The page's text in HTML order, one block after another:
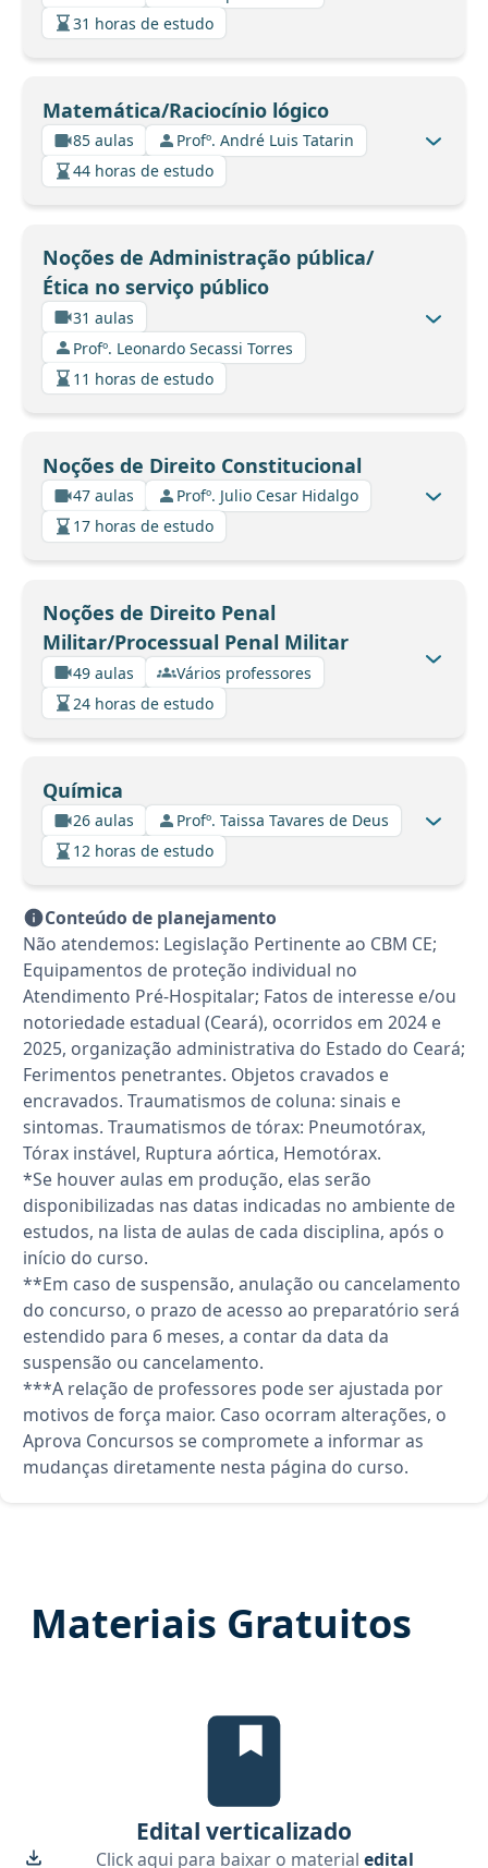
31 horas de estudo
Matemática/Raciocínio lógico
85 aulas
Profº. André Luis Tatarin
44 horas de estudo
Noções de Administração pública/
Ética no serviço público
31 aulas
Profº. Leonardo Secassi Torres
11 horas de estudo
Noções de Direito Constitucional
47 aulas
Profº. Julio Cesar Hidalgo
17 horas de estudo
Noções de Direito Penal
Militar/Processual Penal Militar
49 aulas
Vários professores
24 horas de estudo
Química
26 aulas
Profº. Taissa Tavares de Deus
12 horas de estudo
Conteúdo de planejamento
Não atendemos: Legislação Pertinente ao CBM CE;
Equipamentos de proteção individual no
Atendimento Pré-Hospitalar; Fatos de interesse e/ou
notoriedade estadual (Ceará), ocorridos em 2024 e
2025, organização administrativa do Estado do Ceará;
Ferimentos penetrantes. Objetos cravados e
encravados. Traumatismos de coluna: sinais e
sintomas. Traumatismos de tórax: Pneumotórax,
Tórax instável, Ruptura aórtica, Hemotórax.
*Se houver aulas em produção, elas serão
disponibilizadas nas datas indicadas no ambiente de
estudos, na lista de aulas de cada disciplina, após o
início do curso.
**Em caso de suspensão, anulação ou cancelamento
do concurso, o prazo de acesso ao preparatório será
estendido para 6 meses, a contar da data da
suspensão ou cancelamento.
***A relação de professores pode ser ajustada por
motivos de força maior. Caso ocorram alterações, o
Aprova Concursos se compromete a informar as
mudanças diretamente nesta página do curso.
Materiais Gratuitos
Edital Verticalizado, material
Edital verticalizado
Click aqui para baixar o materialedital